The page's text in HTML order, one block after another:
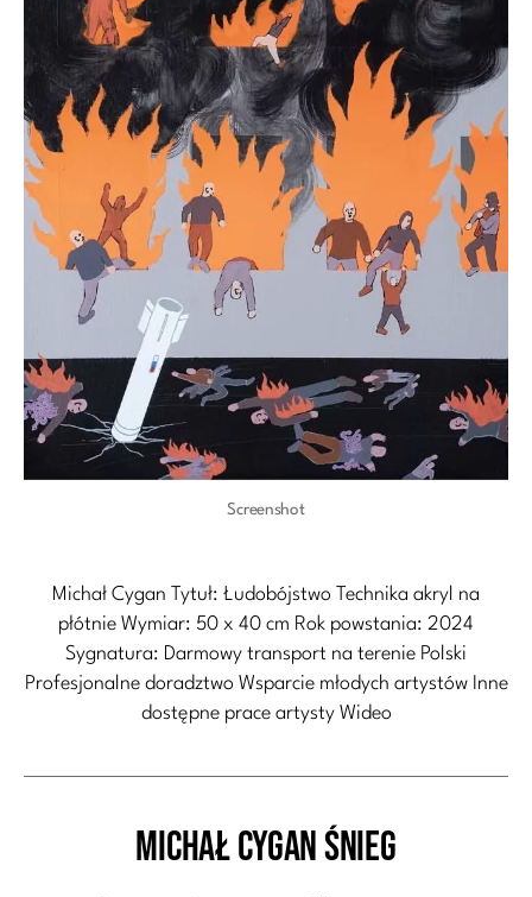
Screenshot
Michał Cygan Tytuł: Łudobójstwo Technika akryl na
płótnie Wymiar: 50 x 40 cm Rok powstania: 2024
Sygnatura: Darmowy transport na terenie Polski
Profesjonalne doradztwo Wsparcie młodych artystów Inne
dostępne prace artysty Wideo
Kategorie
Michał Cygan Śnieg